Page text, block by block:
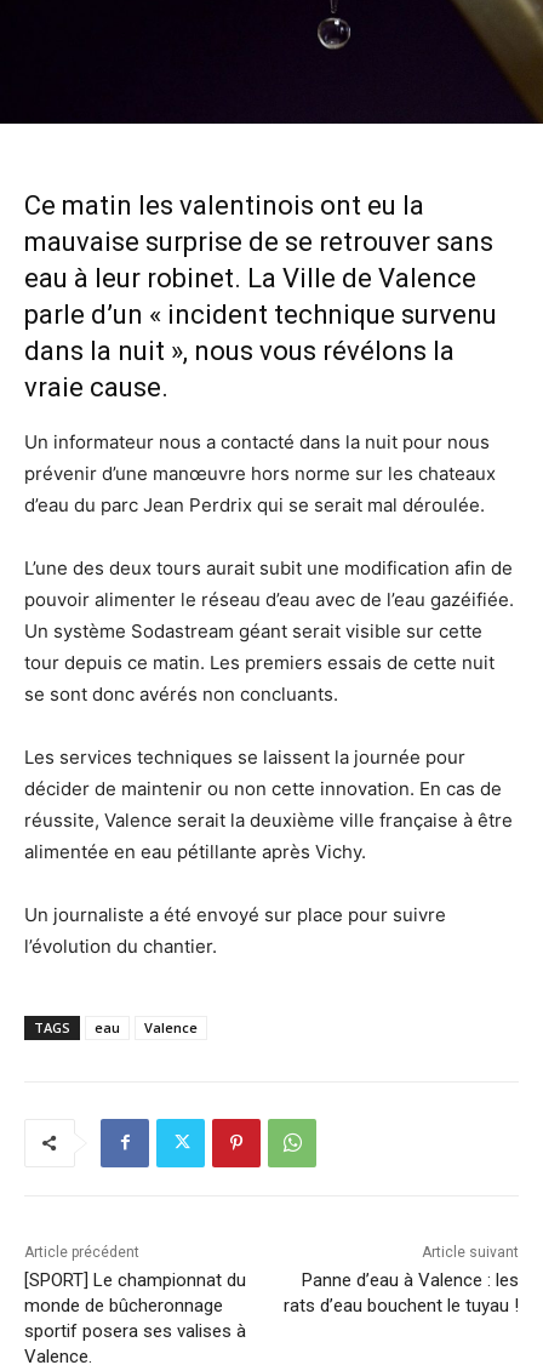
Ce matin les valentinois ont eu la
mauvaise surprise de se retrouver sans
eau à leur robinet. La Ville de Valence
parle d’un « incident technique survenu
dans la nuit », nous vous révélons la
vraie cause.
Un informateur nous a contacté dans la nuit pour nous
prévenir d’une manœuvre hors norme sur les chateaux
d’eau du parc Jean Perdrix qui se serait mal déroulée.
L’une des deux tours aurait subit une modification afin de
pouvoir alimenter le réseau d’eau avec de l’eau gazéifiée.
Un système Sodastream géant serait visible sur cette
tour depuis ce matin. Les premiers essais de cette nuit
se sont donc avérés non concluants.
Les services techniques se laissent la journée pour
décider de maintenir ou non cette innovation. En cas de
réussite, Valence serait la deuxième ville française à être
alimentée en eau pétillante après Vichy.
Un journaliste a été envoyé sur place pour suivre
l’évolution du chantier.
TAGS eau Valence
Article précédent
[SPORT] Le championnat du
monde de bûcheronnage
sportif posera ses valises à
Valence.
Article suivant
Panne d’eau à Valence : les
rats d’eau bouchent le tuyau !